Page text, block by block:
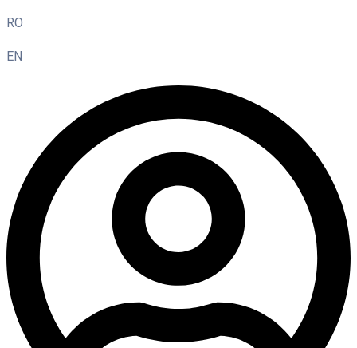
RO
EN